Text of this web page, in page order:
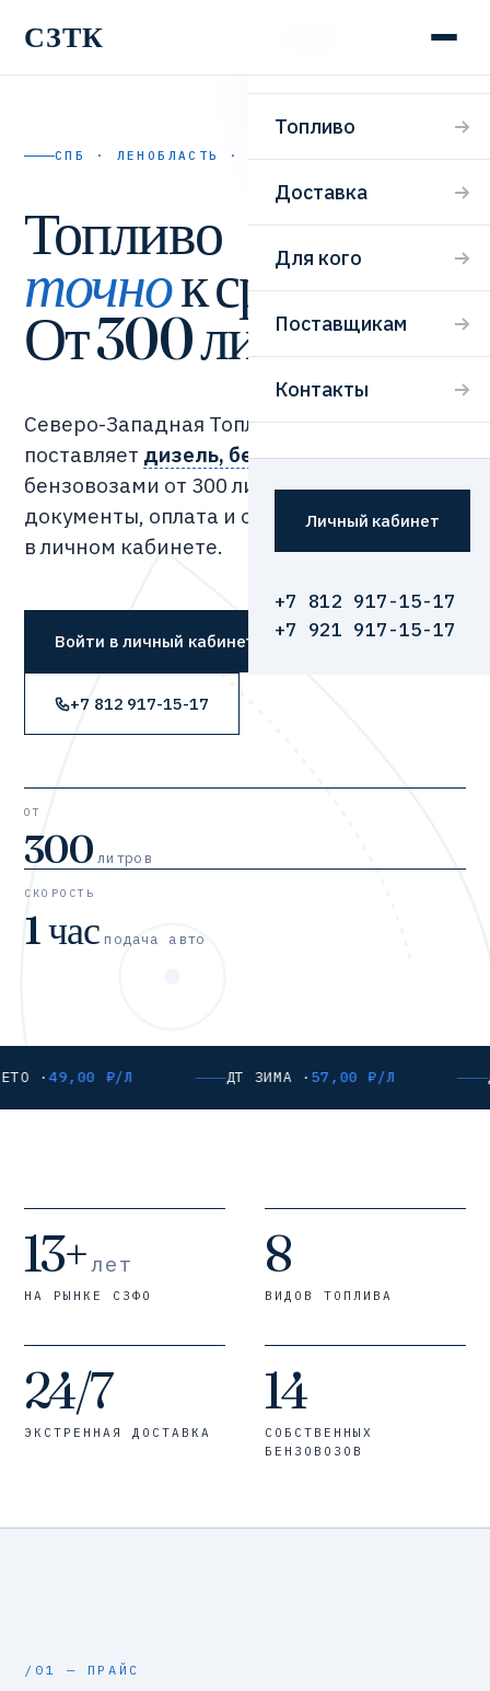
СЗТК
Топливо
Доставка
Для кого
Поставщикам
Контакты
Личный кабинет
+7 812 917-15-17
+7 921 917-15-17
СПБ · ЛЕНОБЛАСТЬ · 24/7
Топливо
точнок сроку.
От 300 литров.
Северо-Западная Топливная Компания
поставляет дизель, бензин и мазут
бензовозами от 300 литров. Заявка,
документы, оплата и отслеживание —
в личном кабинете.
Войти в личный кабинет
+7 812 917-15-17
ОТ
300 литров
СКОРОСТЬ
1 час подача авто
·49,00 ₽/Л ДТ ЗИМА ·57,00 ₽/Л
13+лет
НА РЫНКЕ СЗФО
8
ВИДОВ ТОПЛИВА
24/7
ЭКСТРЕННАЯ ДОСТАВКА
14
СОБСТВЕННЫХ
БЕНЗОВОЗОВ
/01 — ПРАЙС